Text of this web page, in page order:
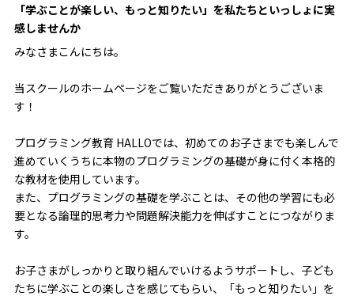
「学ぶことが楽しい、もっと知りたい」を私たちといっしょに実
感しませんか
みなさまこんにちは。
当スクールのホームページをご覧いただきありがとうございま
す！
プログラミング教育 HALLOでは、初めてのお子さまでも楽しんで
進めていくうちに本物のプログラミングの基礎が身に付く本格的
な教材を使用しています。
また、プログラミングの基礎を学ぶことは、その他の学習にも必
要となる論理的思考力や問題解決能力を伸ばすことにつながりま
す。
お子さまがしっかりと取り組んでいけるようサポートし、子ども
たちに学ぶことの楽しさを感じてもらい、「もっと知りたい」を